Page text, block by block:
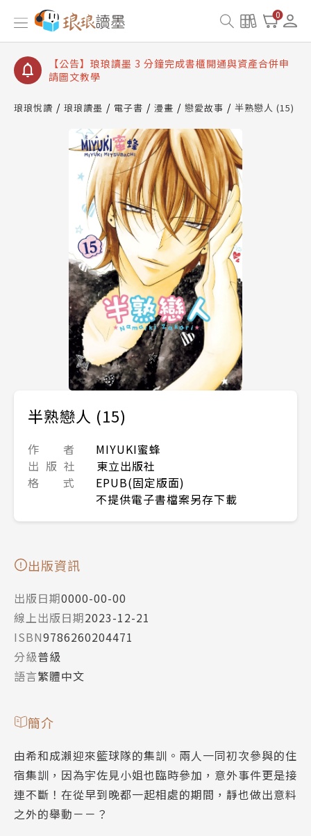
0
【公告】琅琅讀墨數位閱讀資產合併與書櫃開通申請
【公告】琅琅讀墨書櫃開通常見問題
【公告】琅琅讀墨 3 分鐘完成書櫃開通與資產合併申
請圖文教學
查詢
【公告】琅琅讀墨數位閱讀資產合併與書櫃開通申請
琅琅悅讀 琅琅讀墨 電子書 漫畫 戀愛故事 半熟戀人 (15)
半熟戀人 (15)
作 者
MIYUKI蜜蜂
出 版 社
東立出版社
格 式
EPUB(固定版面)
不提供電子書檔案另存下載
出版資訊
出版日期0000-00-00
線上出版日期2023-12-21
ISBN9786260204471
分級普級
語言繁體中文
簡介
由希和成瀨迎來籃球隊的集訓。兩人一同初次參與的住
宿集訓，因為宇佐見小姐也臨時參加，意外事件更是接
連不斷！在從早到晚都一起相處的期間，靜也做出意料
之外的舉動－－？